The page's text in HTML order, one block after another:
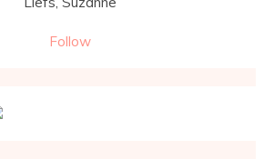
Follow